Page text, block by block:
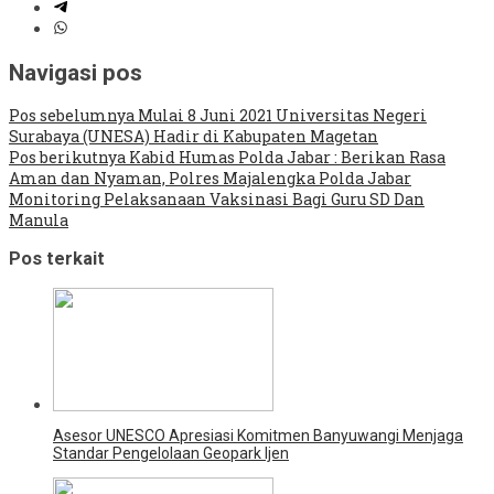
Navigasi pos
Pos sebelumnya Mulai 8 Juni 2021 Universitas Negeri
Surabaya (UNESA) Hadir di Kabupaten Magetan
Pos berikutnya Kabid Humas Polda Jabar : Berikan Rasa
Aman dan Nyaman, Polres Majalengka Polda Jabar
Monitoring Pelaksanaan Vaksinasi Bagi Guru SD Dan
Manula
Pos terkait
Asesor UNESCO Apresiasi Komitmen Banyuwangi Menjaga
Standar Pengelolaan Geopark Ijen